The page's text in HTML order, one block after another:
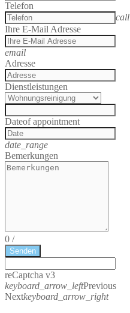
Telefon
call
Ihre E-Mail Adresse
email
Adresse
Dienstleistungen
Dateof appointment
date_range
Bemerkungen
0 /
Senden
reCaptcha v3
keyboard_arrow_leftPrevious
Nextkeyboard_arrow_right